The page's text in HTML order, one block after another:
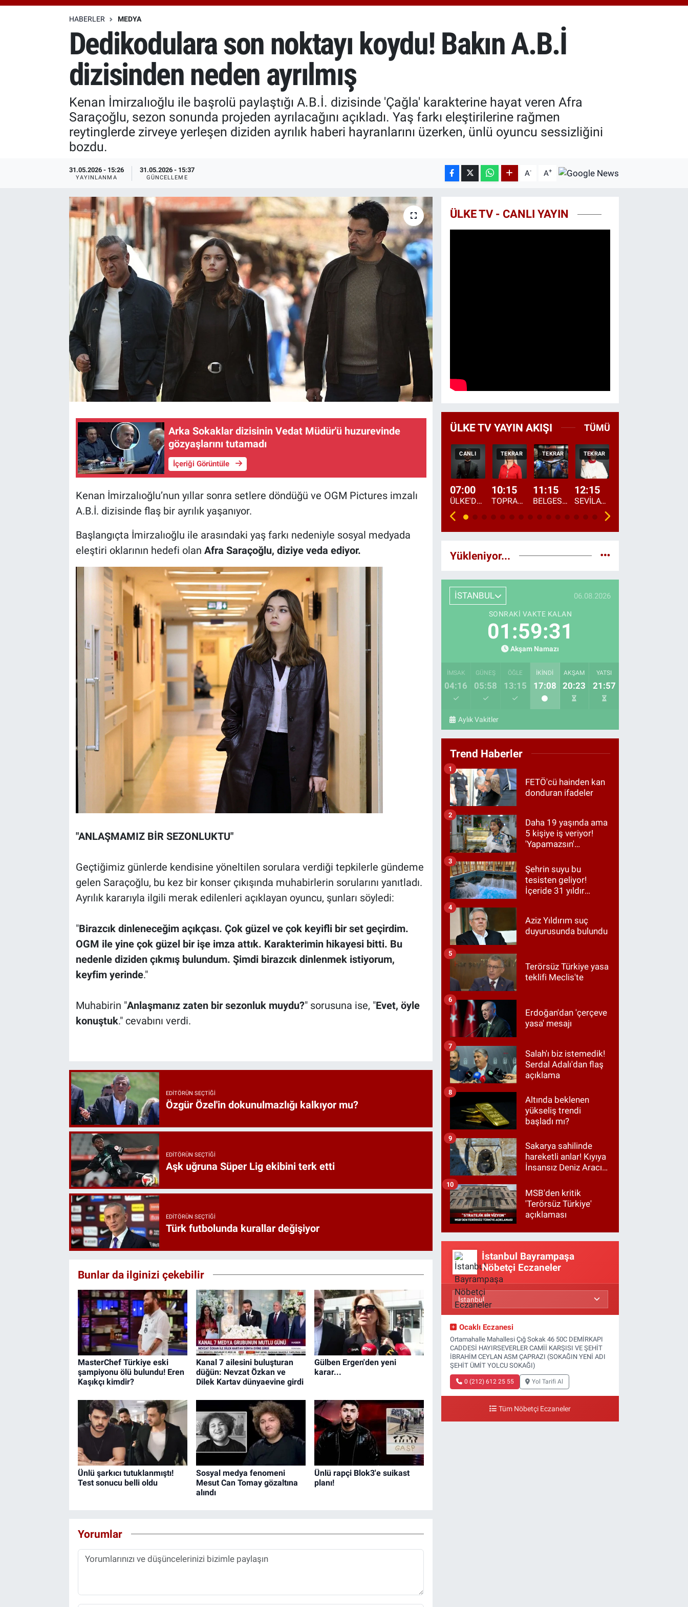
BITCOIN
64.475,47
%0.66
HABERLER MEDYA
Dedikodulara son noktayı koydu! Bakın A.B.İ
dizisinden neden ayrılmış
Kenan İmirzalıoğlu ile başrolü paylaştığı A.B.İ. dizisinde 'Çağla' karakterine hayat veren Afra
Saraçoğlu, sezon sonunda projeden ayrılacağını açıkladı. Yaş farkı eleştirilerine rağmen
reytinglerde zirveye yerleşen diziden ayrılık haberi hayranlarını üzerken, ünlü oyuncu sessizliğini
bozdu.
31.05.2026 - 15:26
YAYINLANMA
31.05.2026 - 15:37
GÜNCELLEME A- A+
Arka Sokaklar dizisinin Vedat Müdür'ü huzurevinde
gözyaşlarını tutamadı
İçeriği Görüntüle
Kenan İmirzalıoğlu’nun yıllar sonra setlere döndüğü ve OGM Pictures imzalı
A.B.İ. dizisinde flaş bir ayrılık yaşanıyor.
Başlangıçta İmirzalıoğlu ile arasındaki yaş farkı nedeniyle sosyal medyada
eleştiri oklarının hedefi olan Afra Saraçoğlu, diziye veda ediyor.
"ANLAŞMAMIZ BİR SEZONLUKTU"
Geçtiğimiz günlerde kendisine yöneltilen sorulara verdiği tepkilerle gündeme
gelen Saraçoğlu, bu kez bir konser çıkışında muhabirlerin sorularını yanıtladı.
Ayrılık kararıyla ilgili merak edilenleri açıklayan oyuncu, şunları söyledi:
"Birazcık dinleneceğim açıkçası. Çok güzel ve çok keyifli bir set geçirdim.
OGM ile yine çok güzel bir işe imza attık. Karakterimin hikayesi bitti. Bu
nedenle diziden çıkmış bulundum. Şimdi birazcık dinlenmek istiyorum,
keyfim yerinde."
Muhabirin "Anlaşmanız zaten bir sezonluk muydu?" sorusuna ise, "Evet, öyle
konuştuk." cevabını verdi.
EDITÖRÜN SEÇTIĞI
Özgür Özel'in dokunulmazlığı kalkıyor mu?
EDITÖRÜN SEÇTIĞI
Aşk uğruna Süper Lig ekibini terk etti
EDITÖRÜN SEÇTIĞI
Türk futbolunda kurallar değişiyor
Bunlar da ilginizi çekebilir
MasterChef Türkiye eski
şampiyonu ölü bulundu! Eren
Kaşıkçı kimdir?
Kanal 7 ailesini buluşturan
düğün: Nevzat Özkan ve
Dilek Kartav dünyaevine girdi
Gülben Ergen'den yeni
karar...
Ünlü şarkıcı tutuklanmıştı!
Test sonucu belli oldu
Sosyal medya fenomeni
Mesut Can Tomay gözaltına
alındı
Ünlü rapçi Blok3'e suikast
planı!
Yorumlar
ÜLKE TV - CANLI YAYIN
ÜLKE TV YAYIN AKIŞI TÜMÜ
CANLI
07:00
ÜLKE'DE BU SABAH
TEKRAR
10:15
TOPRAKTAN SOFRAYA
TEKRAR
11:15
BELGESEL: "ÜLKE'NİN ALIN TERİ"
TEKRAR
12:15
SEVİLAY SUNGUR İLE ELİMİN BEREKETİ
Yükleniyor...
İSTANBUL 06.08.2026
SONRAKI VAKTE KALAN
01:59:30
Akşam Namazı
İMSAK
04:16
GÜNEŞ
05:58
ÖĞLE
13:15
İKINDI
17:08
AKŞAM
20:23
YATSI
21:57
Aylık Vakitler
Trend Haberler
FETÖ'cü hainden kan
donduran ifadeler
1
Daha 19 yaşında ama
5 kişiye iş veriyor!
'Yapamazsın'
cevap
2
Şehrin suyu bu
tesisten geliyor!
İçeride 31 yıldır
3
Aziz Yıldırım suç
duyurusunda bulundu
4
Terörsüz Türkiye yasa
teklifi Meclis'te
5
Erdoğan'dan 'çerçeve
yasa' mesajı
6
Salah'ı biz istemedik!
Serdal Adalı'dan flaş
açıklama
7
Altında beklenen
yükseliş trendi
başladı mı?
8
Sakarya sahilinde
hareketli anlar! Kıyıya
İnsansız Deniz Aracı
9
MSB'den kritik
'Terörsüz Türkiye'
açıklaması
10
İstanbul Bayrampaşa
Nöbetçi Eczaneler
Ocaklı Eczanesi
Ortamahalle Mahallesi Çığ Sokak 46 50C DEMİRKAPI
CADDESİ HAYIRSEVERLER CAMİİ KARŞISI VE ŞEHİT
İBRAHİM CEYLAN ASM ÇAPRAZI (SOKAĞIN YENİ ADI
ŞEHİT ÜMİT YOLCU SOKAĞI)
0 (212) 612 25 55 Yol Tarifi Al
Tüm Nöbetçi Eczaneler
Özel Haberler
Özel Haberler
Erişim Bilgileri
Haber Arşivi